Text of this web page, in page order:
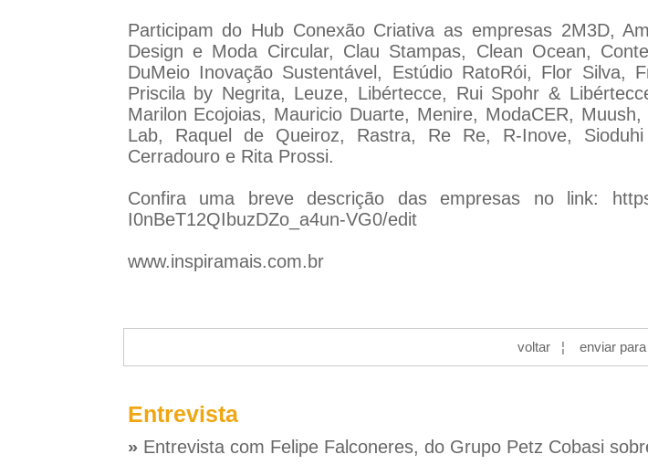
Participam do Hub Conexão Criativa as empresas 2M3D,
Design e Moda Circular, Clau Stampas, Clean Ocean,
DuMeio Inovação Sustentável, Estúdio RatoRói, Flor Silva,
Priscila by Negrita, Leuze, Libértecce, Rui Spohr &
Marilon Ecojoias, Mauricio Duarte, Menire, ModaCER,
Lab, Raquel de Queiroz, Rastra, Re Re, R-Inove,
Cerradouro e Rita Prossi.
Confira uma breve descrição das empresas no link:
I0nBeT12QIbuzDZo_a4un-VG0/edit
www.inspiramais.com.br
voltar ¦ enviar
Entrevista
» Entrevista com Felipe Falconeres, do Grupo Petz Cobasi